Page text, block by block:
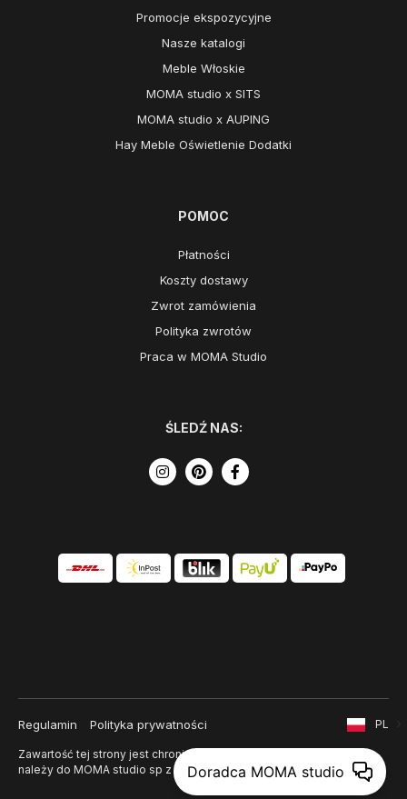
Promocje ekspozycyjne
Nasze katalogi
Meble Włoskie
MOMA studio x SITS
MOMA studio x AUPING
Hay Meble Oświetlenie Dodatki
POMOC
Płatności
Koszty dostawy
Zwrot zamówienia
Polityka zwrotów
Praca w MOMA Studio
ŚLEDŹ NAS:
Regulamin Polityka prywatności
Zawartość tej strony jest chroniona prawem autorskim i
należy do MOMA studio sp z o. o.
PL
Doradca MOMA studio